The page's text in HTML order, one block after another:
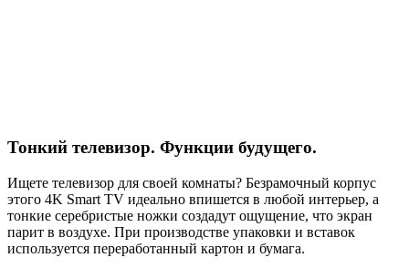
Тонкий телевизор. Функции будущего.
Ищете телевизор для своей комнаты? Безрамочный корпус
этого 4K Smart TV идеально впишется в любой интерьер, а
тонкие серебристые ножки создадут ощущение, что экран
парит в воздухе. При производстве упаковки и вставок
используется переработанный картон и бумага.